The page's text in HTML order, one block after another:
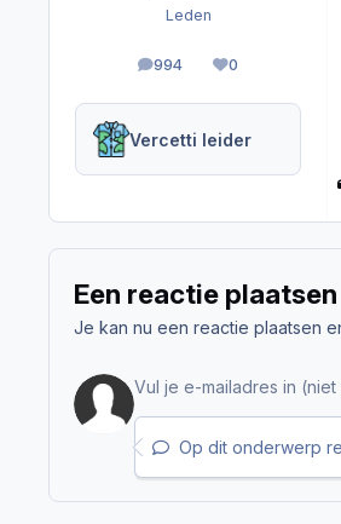
Leden
994
berichten0
Reputation
Vercetti leider
Een reactie plaatsen
Je kan nu een reactie plaatsen
Op dit onderwerp